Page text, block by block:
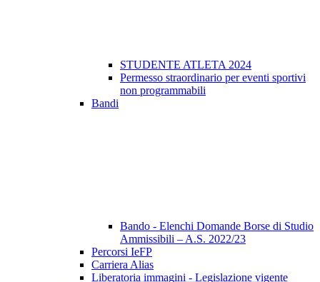
STUDENTE ATLETA 2024
Permesso straordinario per eventi sportivi
non programmabili
Bandi
Bando - Elenchi Domande Borse di Studio
Ammissibili – A.S. 2022/23
Percorsi IeFP
Carriera Alias
Liberatoria immagini - Legislazione vigente